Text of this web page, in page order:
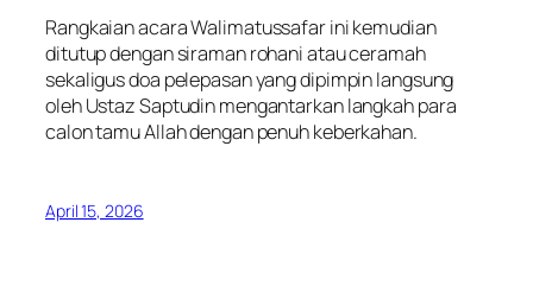
Rangkaian acara Walimatussafar ini kemudian
ditutup dengan siraman rohani atau ceramah
sekaligus doa pelepasan yang dipimpin langsung
oleh Ustaz Saptudin mengantarkan langkah para
calon tamu Allah dengan penuh keberkahan.
April 15, 2026